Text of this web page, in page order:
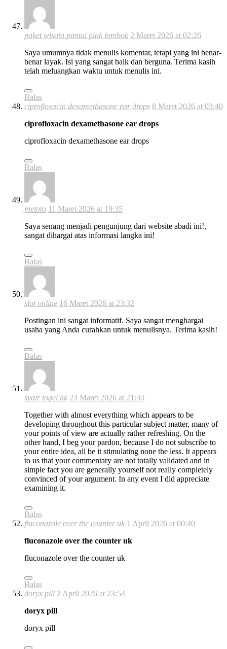
paket wisata pantai pink lombok 2 Maret 2026 at 02:26
Saya umumnya tidak menulis komentar, tetapi yang ini benar-
benar layak. Isi yang sangat baik dan berguna. Terima kasih
telah meluangkan waktu untuk menulis ini.
Balas
ciprofloxacin dexamethasone ear drops 8 Maret 2026 at 03:40
ciprofloxacin dexamethasone ear drops
ciprofloxacin dexamethasone ear drops
Balas
jnetoto 11 Maret 2026 at 19:35
Saya senang menjadi pengunjung dari website abadi ini!,
sangat dihargai atas informasi langka ini!
Balas
slot online 16 Maret 2026 at 23:32
Postingan ini sangat informatif. Saya sangat menghargai
usaha yang Anda curahkan untuk menulisnya. Terima kasih!
Balas
syair togel hk 23 Maret 2026 at 21:34
Together with almost everything which appears to be
developing throughout this particular subject matter, many of
your points of view are actually rather refreshing. On the
other hand, I beg your pardon, because I do not subscribe to
your entire idea, all be it stimulating none the less. It appears
to us that your commentary are not totally validated and in
simple fact you are generally yourself not really completely
convinced of your argument. In any event I did appreciate
examining it.
Balas
fluconazole over the counter uk 1 April 2026 at 00:40
fluconazole over the counter uk
fluconazole over the counter uk
Balas
doryx pill 2 April 2026 at 23:54
doryx pill
doryx pill